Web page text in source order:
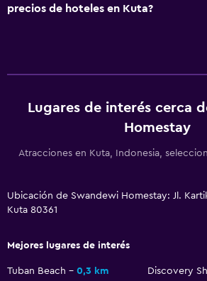
precios de hoteles en Kuta?
Lugares de interés cerca
Homestay
Atracciones en Kuta, Indonesia,
Ubicación de Swandewi Homestay: Jl.
Kuta 80361
Mejores lugares de interés
Tuban Beach 0,3 km